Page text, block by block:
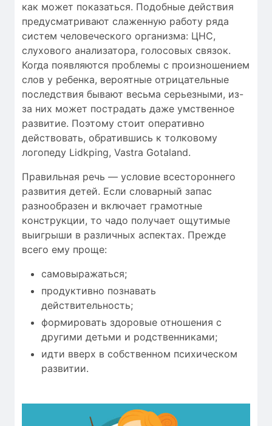
как может показаться. Подобные действия
предусматривают слаженную работу ряда
систем человеческого организма: ЦНС,
слухового анализатора, голосовых связок.
Когда появляются проблемы c произношением
слов у ребенка, вероятные отрицательные
последствия бывают весьма серьезными, из-
за них может пострадать даже умственное
развитие. Поэтому стоит оперативно
действовать, обратившись к толковому
логопеду Lidkping, Vastra Gotaland.
Правильная речь — условие всестороннего
развития детей. Если словарный запас
разнообразен и включает грамотные
конструкции, то чадо получает ощутимые
выигрыши в различных аспектах. Прежде
всего ему проще:
самовыражаться;
продуктивно познавать
действительность;
формировать здоровые отношения с
другими детьми и родственниками;
идти вверх в собственном психическом
развитии.